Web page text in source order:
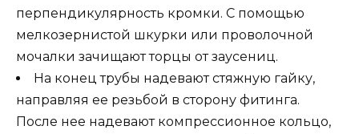
перпендикулярность кромки. С помощью
мелкозернистой шкурки или проволочной
мочалки зачищают торцы от заусениц.
На конец трубы надевают стяжную гайку,
направляя ее резьбой в сторону фитинга.
После нее надевают компрессионное кольцо,